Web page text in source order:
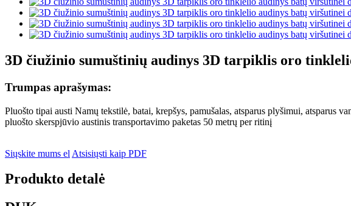
3D čiužinio sumuštinių audinys 3D tarpiklis oro
Trumpas aprašymas:
Pluošto tipai austi Namų tekstilė, batai, krepšys, pamušalas, atsparus plyšimui, atsparus
pluošto skerspjūvio austinis transportavimo paketas 50 metrų per ritinį
Siųskite mums el Atsisiųsti kaip PDF
Produkto detalė